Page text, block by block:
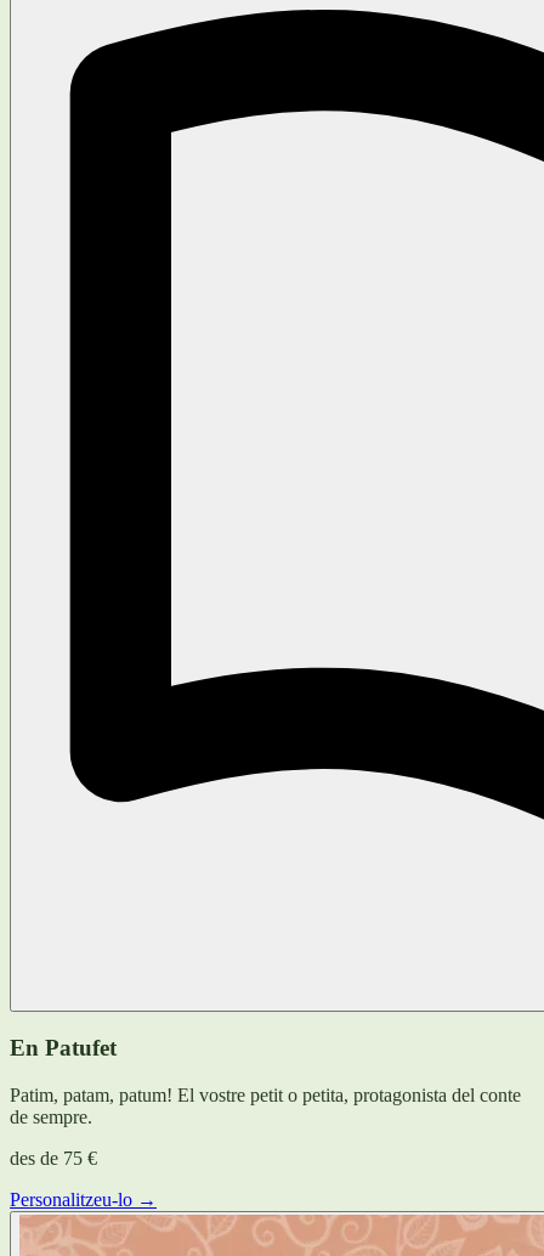
En Patufet
Patim, patam, patum! El vostre petit o petita, protagonista del conte
de sempre.
des de 75 €
Personalitzeu-lo →